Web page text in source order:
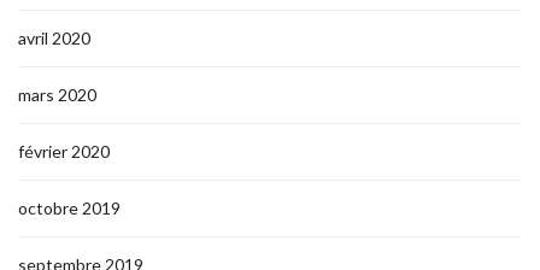
avril 2020
mars 2020
février 2020
octobre 2019
septembre 2019